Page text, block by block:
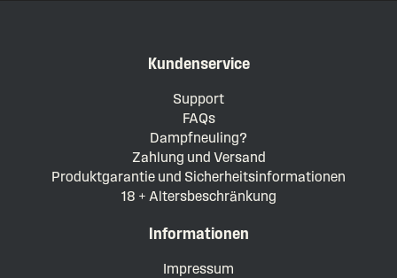
Kundenservice
Support
FAQs
Dampfneuling?
Zahlung und Versand
Produktgarantie und Sicherheitsinformationen
18 + Altersbeschränkung
Informationen
Impressum